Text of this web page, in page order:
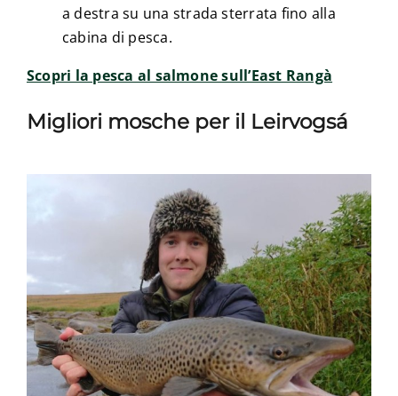
a destra su una strada sterrata fino alla
cabina di pesca.
Scopri la pesca al salmone sull’East Rangà
Migliori mosche per il Leirvogsá